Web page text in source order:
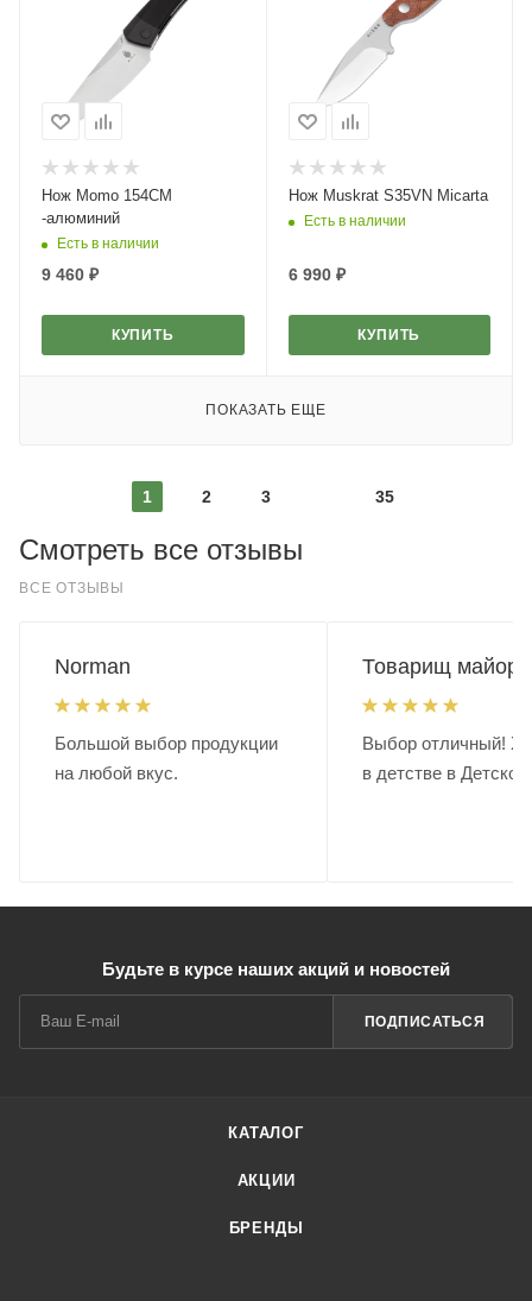
Нож Momo 154CM
-алюминий
Есть в наличии
9 460 ₽
КУПИТЬ
Нож Muskrat S35VN Micarta
Есть в наличии
6 990₽
КУПИТЬ
ПОКАЗАТЬ ЕЩЕ
1 2 3 35
Смотреть все отзывы
ВСЕ ОТЗЫВЫ
Norman
Большой выбор продукции
на любой вкус.
Товарищ майор.
Выбор отличный!
в детстве в
Будьте в курсе наших акций и новостей
ПОДПИСАТЬСЯ
КАТАЛОГ
АКЦИИ
БРЕНДЫ